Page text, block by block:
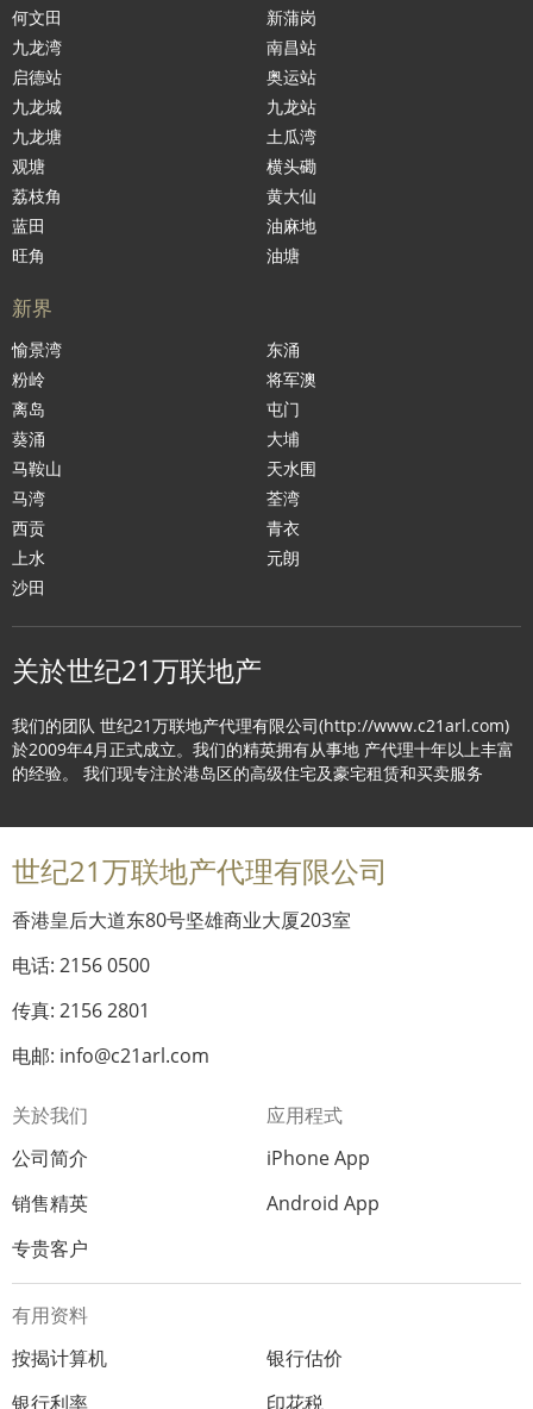
何文田
九龙湾
启德站
九龙城
九龙塘
观塘
荔枝角
蓝田
旺角
新蒲岗
南昌站
奥运站
九龙站
土瓜湾
横头磡
黄大仙
油麻地
油塘
新界
愉景湾
粉岭
离岛
葵涌
马鞍山
马湾
西贡
上水
沙田
东涌
将军澳
屯门
大埔
天水围
荃湾
青衣
元朗
关於世纪21万联地产
我们的团队 世纪21万联地产代理有限公司(http://www.c21arl.com)
於2009年4月正式成立。我们的精英拥有从事地 产代理十年以上丰富
的经验。 我们现专注於港岛区的高级住宅及豪宅租赁和买卖服务
世纪21万联地产代理有限公司
香港皇后大道东80号坚雄商业大厦203室
电话: 2156 0500
传真: 2156 2801
电邮: info@c21arl.com
关於我们
公司简介
销售精英
专贵客户
应用程式
iPhone App
Android App
有用资料
按揭计算机
银行估价
银行利率
印花税